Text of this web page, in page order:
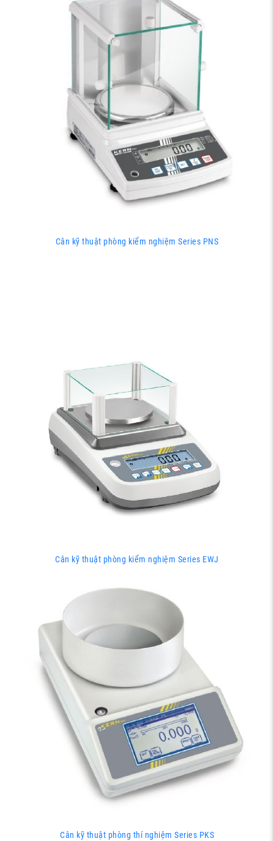
Cân kỹ thuật phòng kiểm nghiệm Series PNS
Cân kỹ thuật phòng kiểm nghiệm Series EWJ
Cân kỹ thuật phòng thí nghiệm Series PKS